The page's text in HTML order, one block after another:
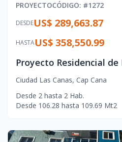
PROYECTOCÓDIGO: #1272
DESDEUS$ 289,663.87
HASTAUS$ 358,550.99
Ciudad Las Canas, Cap Cana
Desde 2 hasta 2 Hab.
Desde 106.28 hasta 109.69 Mt2